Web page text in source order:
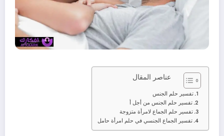
عناصر المقال
تفسير حلم الجنس
تفسير حلم الجنس من أجل أ
تفسير حلم الجماع لامرأة متزوجة
تفسير الجماع الجنسي في حلم امرأة حامل